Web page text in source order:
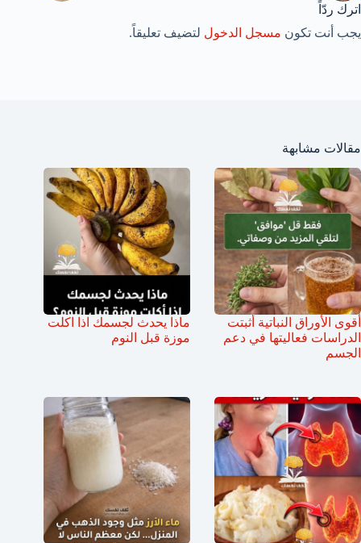
اترك ردّاً
يجب أنت تكون مسجل الدخول لتضيف تعليقاً.
مقالات مشابهة
أقوى الأوراق النباتية أثبتت
الدراسات فعاليتها في دعم
الجسم
ماذا يحدث لجسمك اذا اكلت
موزة قبل النوم